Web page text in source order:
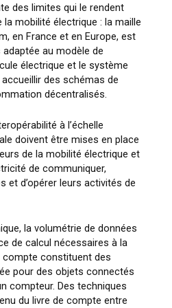
des limites qui le rendent
mobilité électrique : la maille
en France et en Europe, est
adaptée au modèle de
électrique et le système
des schémas de
décentralisés.
à l’échelle
doivent être mises en place
de la mobilité électrique et
de communiquer,
et d’opérer leurs activités de
la volumétrie de données
de calcul nécessaires à la
compte constituent des
pour des objets connectés
compteur. Des techniques
du livre de compte entre